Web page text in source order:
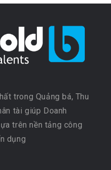
trong Quảng bá, Thu
tài giúp Doanh
trên nền tảng công
dụng